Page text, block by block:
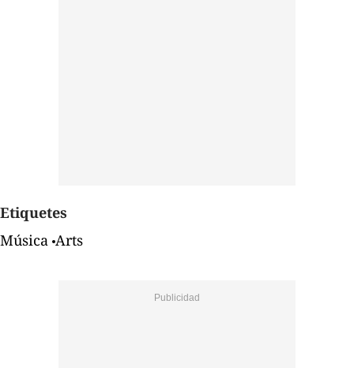
Etiquetes
Música Arts